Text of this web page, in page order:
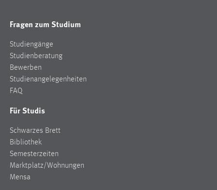
Fragen zum Studium
Studiengänge
Studienberatung
Bewerben
Studienangelegenheiten
FAQ
Für Studis
Schwarzes Brett
Bibliothek
Semesterzeiten
Marktplatz/Wohnungen
Mensa
5e9dbeb1811c0446 = Sitzungslaufzeit, mibew_locale = 3
Login
Name:
Zweck:
einloggen zu können.
Cookie Laufzeit:
24 Stunden